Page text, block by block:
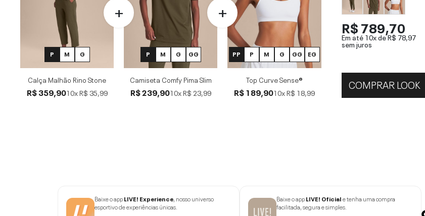
P M G
Calça Malhão Rino Stone
R$ 359,9010xR$ 35,99
P M G GG
Camiseta Comfy Pima Slim
R$ 239,9010xR$ 23,99
PP P M G GG EG
Top Curve Sense®
R$ 189,9010xR$ 18,99
R$ 789,70
Em até 10x deR$ 78,97
sem juros
COMPRAR LOOK
Baixe o appLIVE! Experience, nosso universo
esportivo de experiências únicas.
Baixe o appLIVE! Oficiale tenha uma compra
facilitada, segura e simples.